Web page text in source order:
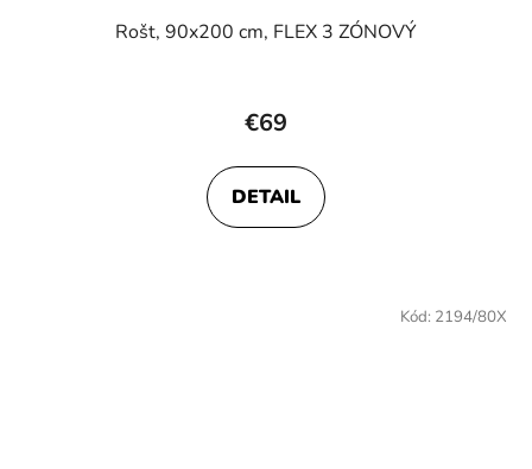
Rošt, 90x200 cm, FLEX 3 ZÓNOVÝ
€69
DETAIL
Kód: 2194/80X